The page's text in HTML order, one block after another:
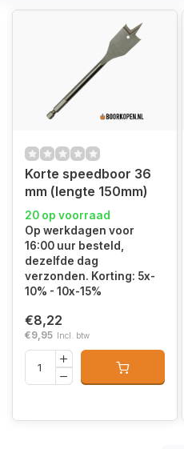
Korte speedboor 36
mm (lengte 150mm)
20 op voorraad
Op werkdagen voor
16:00 uur besteld,
dezelfde dag
verzonden. Korting: 5x-
10% - 10x-15%
€8,22
€9,95 Incl. btw